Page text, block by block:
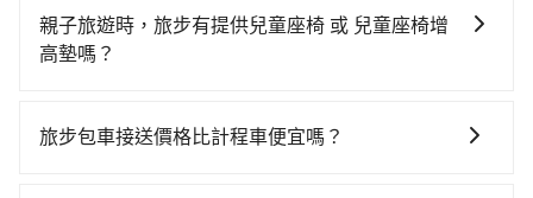
元）、保險費、罰單另計多數租車合約上都會載明每日
里程限定200~400公里，超過還會額外加收100~2,000
頭份，預計的小轎車花費為$4,800或九人座$7,800。當
要注意屏東縣僅有合法計程車約370輛，計程車密度為雙
北的0.3%，也就是說要臨時叫到小黃的難度是台北或新
再加上屏東縣有些計程車司機不按錶計費，約有29%會
定及可靠的，大多數的使用者都給予了高分評價。此
外，tripool司機專業的駕駛和親切服務態度也獲得了許
您的旅程能更有彈性及保障。
親子旅遊時，旅步有提供兒童座椅 或 兒童座椅增
高墊嗎？
童座椅。每趟每個租金 NT$300。您可以在預定服務時
旅步包車接送價格比計程車便宜嗎？